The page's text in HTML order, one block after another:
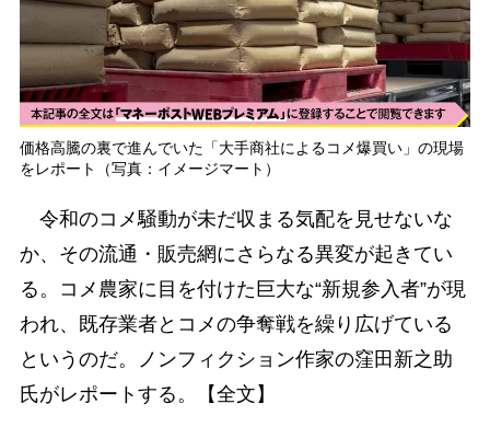
価格高騰の裏で進んでいた「大手商社によるコメ爆買い」の現場
をレポート（写真：イメージマート）
令和のコメ騒動が未だ収まる気配を見せないな
か、その流通・販売網にさらなる異変が起きてい
る。コメ農家に目を付けた巨大な“新規参入者”が現
われ、既存業者とコメの争奪戦を繰り広げている
というのだ。ノンフィクション作家の窪田新之助
氏がレポートする。【全文】